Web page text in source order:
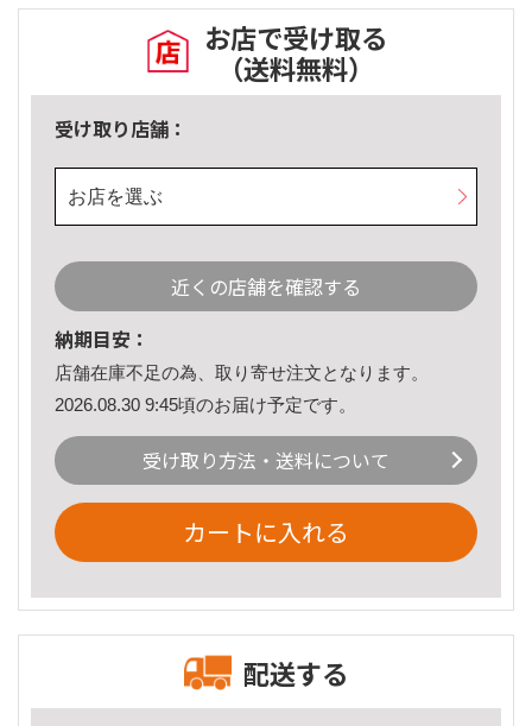
お店で受け取る
（送料無料）
受け取り店舗：
お店を選ぶ
近くの店舗を確認する
納期目安：
店舗在庫不足の為、取り寄せ注文となります。
2026.08.30 9:45頃のお届け予定です。
受け取り方法・送料について
カートに入れる
配送する